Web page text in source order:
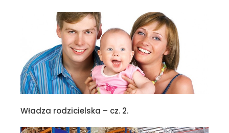
Władza rodzicielska – cz. 2.